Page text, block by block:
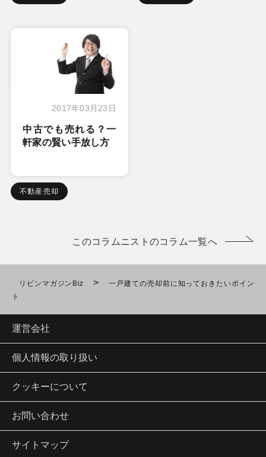
2017年03月23日
中古でも売れる？一
軒家の賢い手放し方
不動産売却
このコラムニストのコラム一覧へ
リビンマガジンBiz >
一戸建ての売却前に知っておきたいポイン
ト
運営会社
個人情報の取り扱い
クッキーについて
お問い合わせ
サイトマップ